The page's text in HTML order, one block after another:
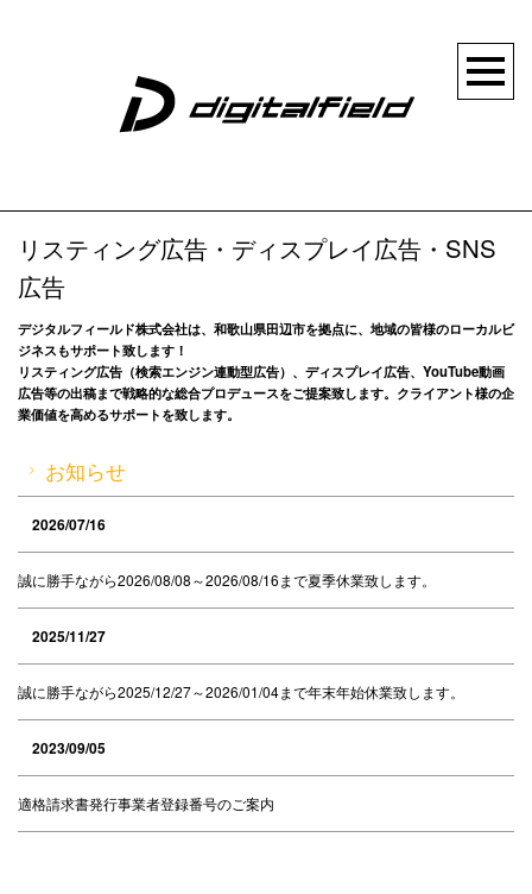
リスティング広告・ディスプレイ広告・SNS
広告
デジタルフィールド株式会社は、和歌山県田辺市を拠点に、地域の皆様のローカルビ
ジネスもサポート致します！
リスティング広告（検索エンジン連動型広告）、ディスプレイ広告、YouTube動画
広告等の出稿まで戦略的な総合プロデュースをご提案致します。クライアント様の企
業価値を高めるサポートを致します。
お知らせ
2026/07/16
誠に勝手ながら2026/08/08～2026/08/16まで夏季休業致します。
2025/11/27
誠に勝手ながら2025/12/27～2026/01/04まで年末年始休業致します。
2023/09/05
適格請求書発行事業者登録番号のご案内